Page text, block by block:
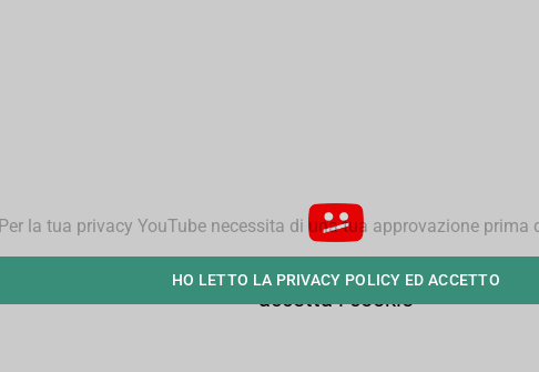
Per la tua privacy YouTube necessita di una tua approvazione prima
HO LETTO LA PRIVACY POLICY ED ACCETTO